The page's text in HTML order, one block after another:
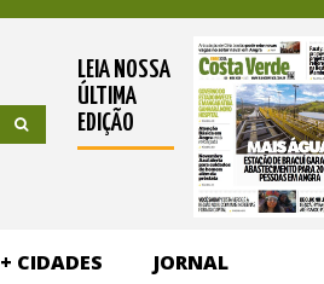
LEIA NOSSA
ÚLTIMA
EDIÇÃO
+ CIDADES JORNAL